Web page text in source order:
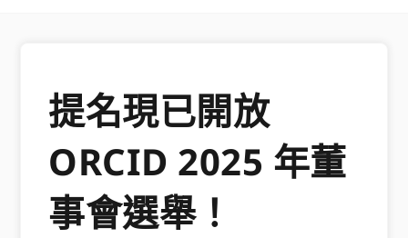
提名現已開放
ORCID 2025 年董
事會選舉！